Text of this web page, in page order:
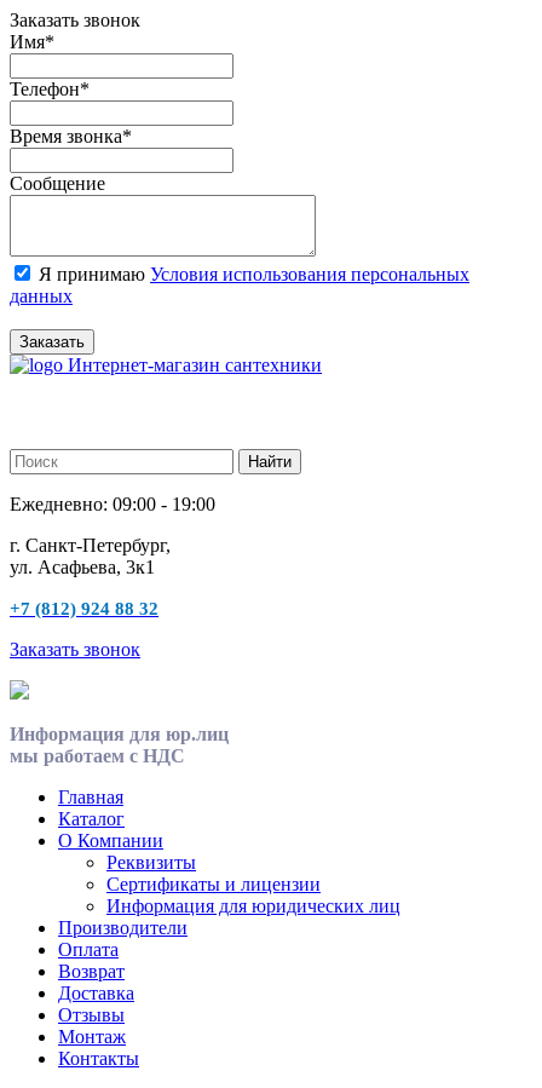
Заказать звонок
Имя*
Телефон*
Время звонка*
Сообщение
Я принимаю Условия использования персональных
данных
Заказать
Интернет-магазин сантехники
Ежедневно: 09:00 - 19:00
г. Санкт-Петербург,
ул. Асафьева, 3к1
+7 (812) 924 88 32
Заказать звонок
Информация для юр.лиц
мы работаем с НДС
Главная
Каталог
О Компании
Реквизиты
Сертификаты и лицензии
Информация для юридических лиц
Производители
Оплата
Возврат
Доставка
Отзывы
Монтаж
Контакты